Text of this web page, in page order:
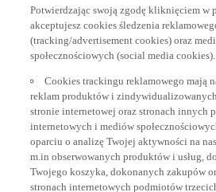
Potwierdzając swoją zgodę kliknięciem w
akceptujesz cookies śledzenia
(tracking/advertisement cookies) oraz
społecznościowych (social media cookies).
Cookies trackingu reklamowego mają
reklam produktów i zindywidualizowanych
stronie internetowej oraz stronach innych
internetowych i mediów
oparciu o analizę Twojej aktywności na
m.in obserwowanych produktów i usług,
Twojego koszyka, dokonanych zakupów
stronach internetowych podmiotów